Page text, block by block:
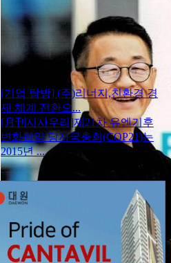
[기업 탐방] (주)리너지,친환경 경
제 체계 전환으...
[月刊시사우리]제21차 유엔기후
변화협약 당사국총회(COP21)는
2015년 ...